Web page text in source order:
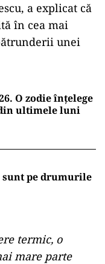
a explicat că
în cea mai
unei
O zodie înțelege
ultimele luni
pe drumurile
termic, o
mare parte